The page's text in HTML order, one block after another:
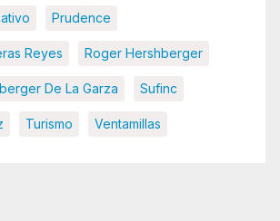
Prudence
Reyes Roger Hershberger
De La Garza Sufinc
Turismo Ventamillas